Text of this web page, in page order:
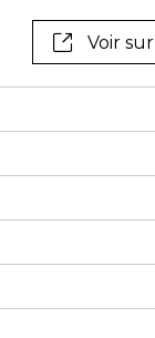
permettre à
Une phase de
craquelé.
dorée ;
argentée.
Voir
intensif :